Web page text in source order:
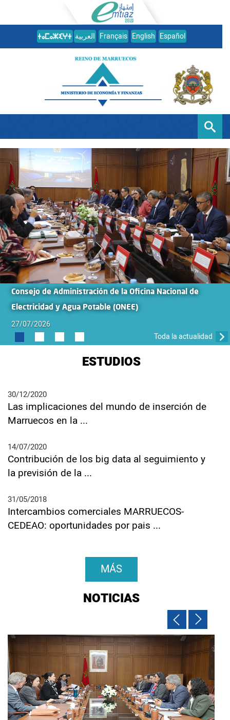
العربية Français English Español
Consejo de Administración de la Oficina Nacional de
Electricidad y Agua Potable (ONEE)
27/07/2026
Toda la actualidad
ESTUDIOS
30/12/2020
Las implicaciones del mundo de inserción de
Marruecos en la ...
14/07/2020
Contribución de los big data al seguimiento y
la previsión de la ...
31/05/2018
Intercambios comerciales MARRUECOS-
CEDEAO: oportunidades por pais ...
MÁS
NOTICIAS